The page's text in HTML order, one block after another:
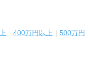
400万円以上
500万円